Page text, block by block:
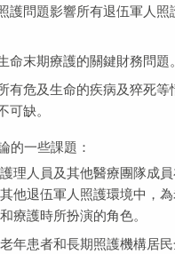
護問題影響所有退伍軍人
命末期療護的關鍵財務問題。
有危及生命的疾病及猝死
可缺。
的一些課題：
理人員及其他醫療團隊成
他退伍軍人照護環境中，
療護時所扮演的角色。
年患者和長期照護機構居